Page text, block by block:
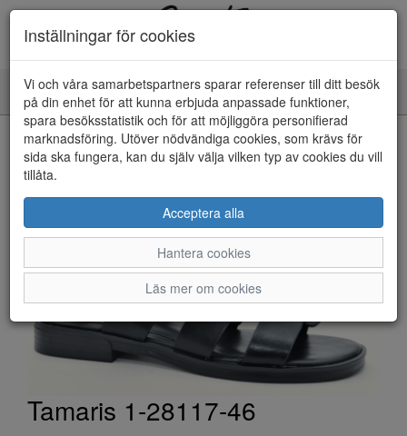
Toggle
navigation
HEM
Tamaris 1-28117-46
Inställningar för cookies
Vi och våra samarbetspartners sparar referenser till ditt besök
på din enhet för att kunna erbjuda anpassade funktioner,
spara besöksstatistik och för att möjliggöra personifierad
marknadsföring. Utöver nödvändiga cookies, som krävs för
sida ska fungera, kan du själv välja vilken typ av cookies du vill
tillåta.
Acceptera alla
Hantera cookies
Läs mer om cookies